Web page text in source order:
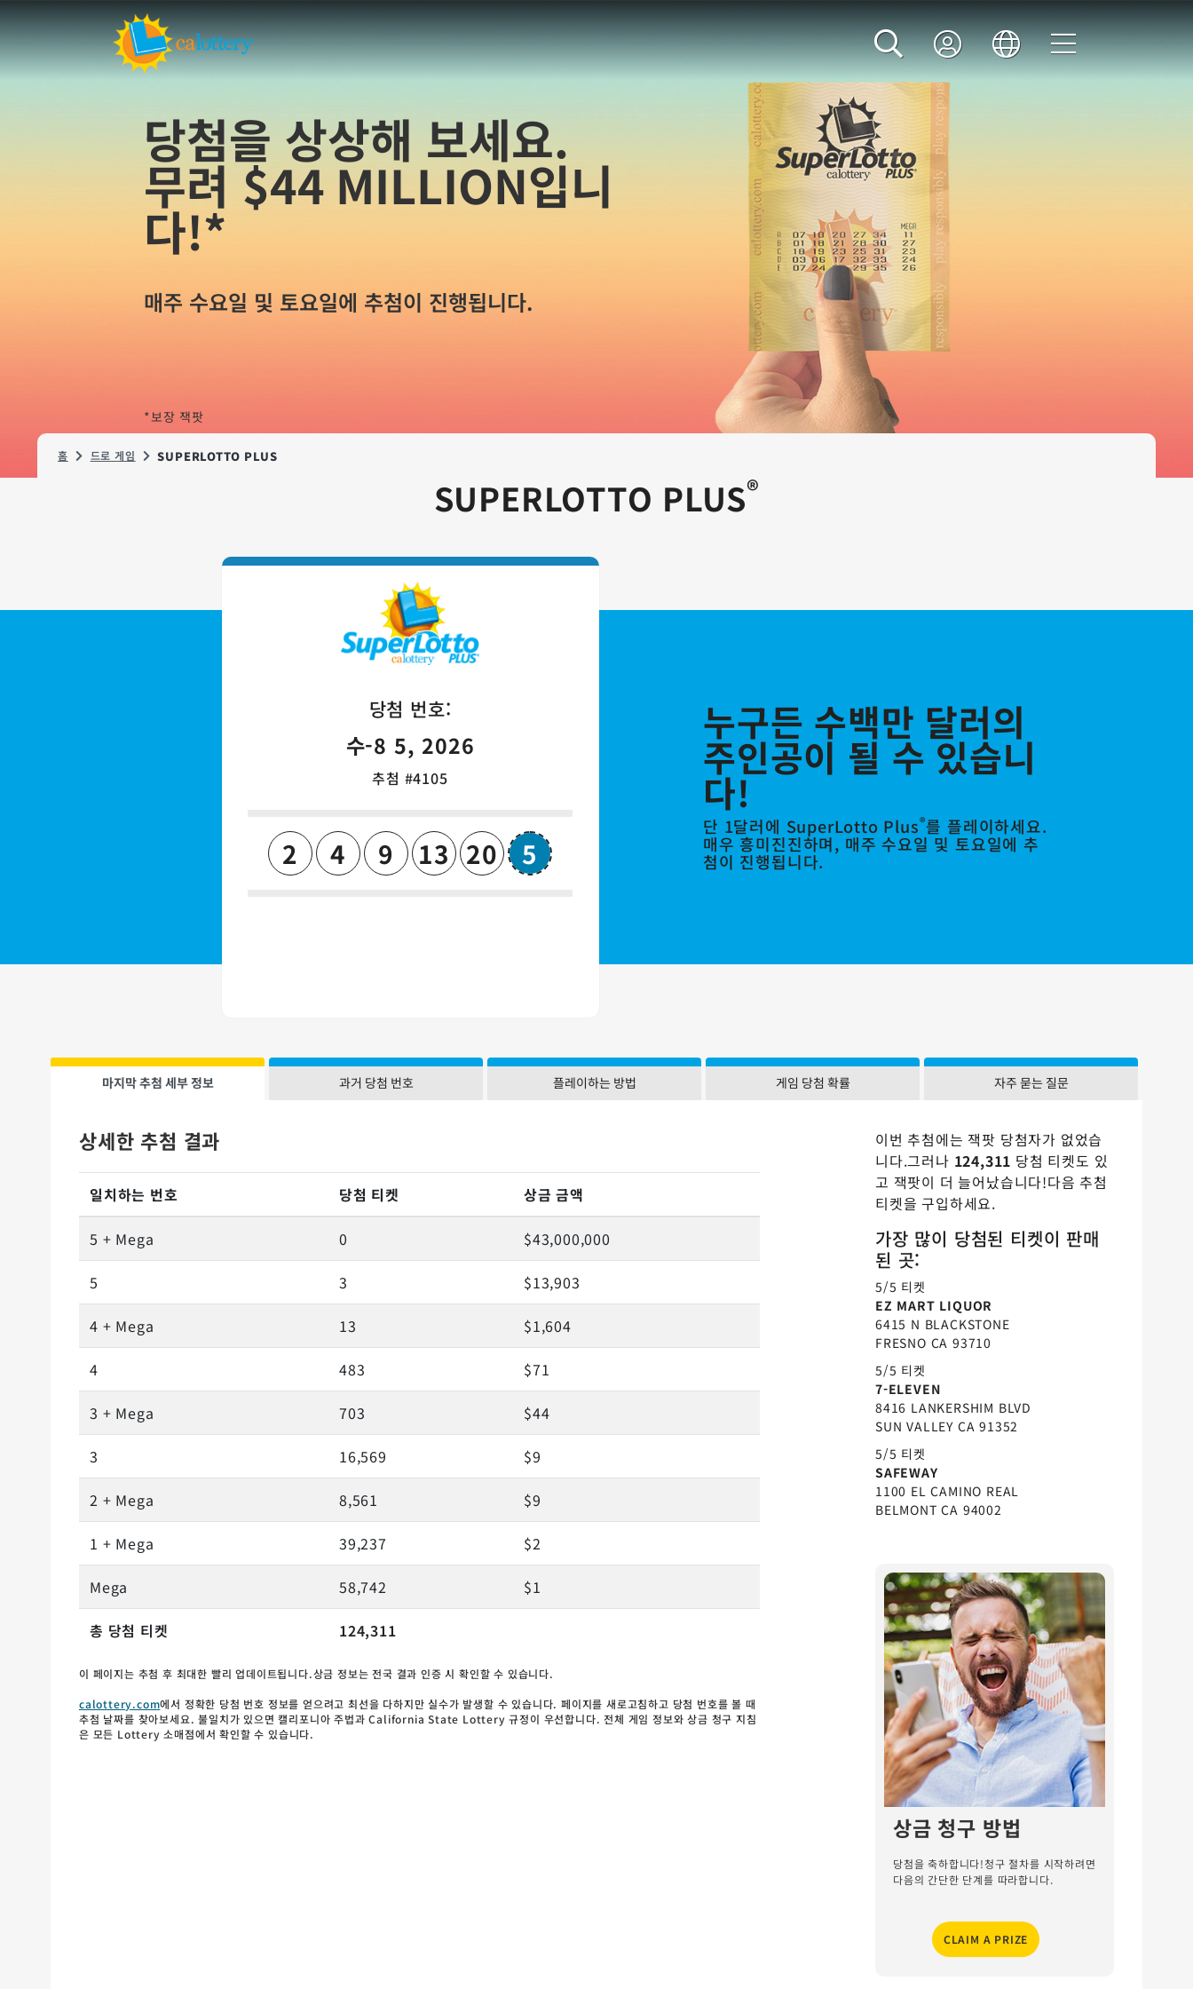
당첨을 상상해 보세요.
무려$44 MILLION입니
다!*
매주 수요일 및 토요일에 추첨이 진행됩니다.
*보장 잭팟
홈 드로 게임 SUPERLOTTO PLUS
SUPERLOTTO PLUS®
SuperLotto Plus 게임 카드
당첨 번호:
수-8 5, 2026
추첨 #4105
2 4 9 13 20 5슈퍼볼
누구든 수백만 달러의
주인공이 될 수 있습니
다!
단 1달러에 SuperLotto Plus®를 플레이하세요.
매우 흥미진진하며, 매주 수요일 및 토요일에 추
첨이 진행됩니다.
마지막 추첨 세부 정보 과거 당첨 번호 플레이하는 방법 게임 당첨 확률 자주 묻는 질문
상세한 추첨 결과
일치하는 번호 당첨 티켓 상금 금액
5 + Mega 0 $43,000,000
5 3 $13,903
4 + Mega 13 $1,604
4 483 $71
3 + Mega 703 $44
3 16,569 $9
2 + Mega 8,561 $9
1 + Mega 39,237 $2
Mega 58,742 $1
총 당첨 티켓 124,311
이 페이지는 추첨 후 최대한 빨리 업데이트됩니다.상금 정보는 전국 결과 인증 시 확인할 수 있습니다.
calottery.com에서 정확한 당첨 번호 정보를 얻으려고 최선을 다하지만 실수가 발생할 수 있습니다. 페이지를 새로고침하고 당첨 번호를 볼 때
추첨 날짜를 찾아보세요. 불일치가 있으면 캘리포니아 주법과 California State Lottery 규정이 우선합니다. 전체 게임 정보와 상금 청구 지침
은 모든 Lottery 소매점에서 확인할 수 있습니다.
이번 추첨에는 잭팟 당첨자가 없었습
니다.그러나 124,311 당첨 티켓도 있
고 잭팟이 더 늘어났습니다!다음 추첨
티켓을 구입하세요.
가장 많이 당첨된 티켓이 판매
된 곳:
5/5 티켓
EZ MART LIQUOR
6415 N BLACKSTONE
FRESNO CA 93710
5/5 티켓
7-ELEVEN
8416 LANKERSHIM BLVD
SUN VALLEY CA 91352
5/5 티켓
SAFEWAY
1100 EL CAMINO REAL
BELMONT CA 94002
상금 청구 방법
당첨을 축하합니다!청구 절차를 시작하려면
다음의 간단한 단계를 따라합니다.
CLAIM A PRIZE